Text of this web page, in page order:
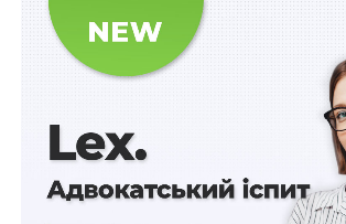
Схожі статті:
Показник регіональної
враховується у розрахунку
навчання в…
Учасники бойових дій